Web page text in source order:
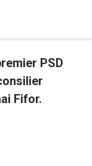
PSD
Fifor.